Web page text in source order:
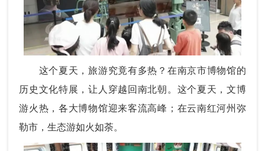
这个夏天，旅游究竟有多热？在南京市博物馆的
历史文化特展，让人穿越回南北朝。这个夏天，文博
游火热，各大博物馆迎来客流高峰；在云南红河州弥
勒市，生态游如火如荼。